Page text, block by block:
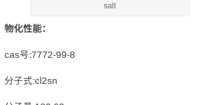
salt
物化性能：
cas号:7772-99-8
分子式:cl2sn